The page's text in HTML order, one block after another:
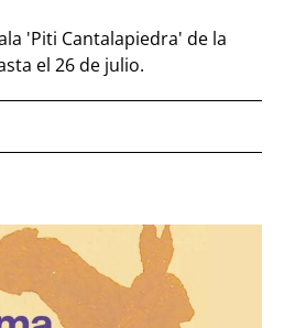
'Piti Cantalapiedra' de la
el 26 de julio.